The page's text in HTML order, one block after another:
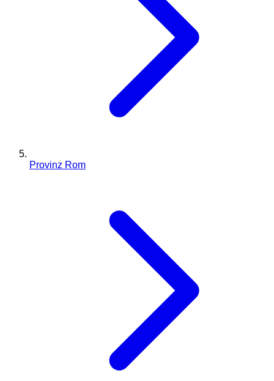
Provinz Rom